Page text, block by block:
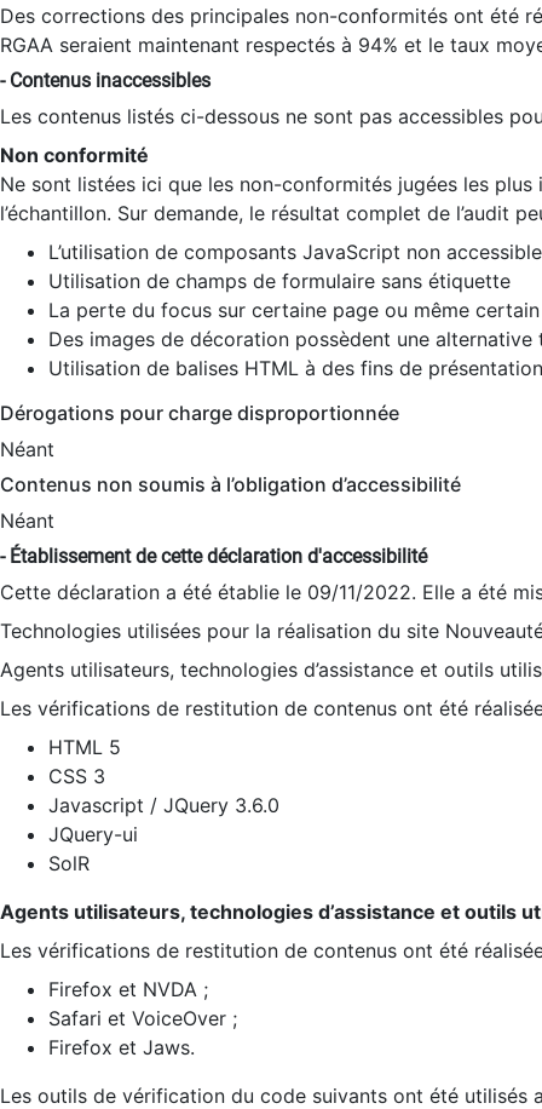
Des corrections des principales non-conformités ont été
RGAA seraient maintenant respectés à 94% et le taux
- Contenus inaccessibles
Les contenus listés ci-dessous ne sont pas accessibles
Non conformité
Ne sont listées ici que les non-conformités jugées les
l’échantillon. Sur demande, le résultat complet de l’audit
L’utilisation de composants JavaScript non
Utilisation de champs de formulaire sans étiquette
La perte du focus sur certaine page ou même
Des images de décoration possèdent une alternative
Utilisation de balises HTML à des fins de
Dérogations pour charge disproportionnée
Néant
Contenus non soumis à l’obligation d’accessibilité
Néant
- Établissement de cette déclaration d'accessibilité
Cette déclaration a été établie le 09/11/2022. Elle a été
Technologies utilisées pour la réalisation du site
Agents utilisateurs, technologies d’assistance et outils
Les vérifications de restitution de contenus ont été
HTML 5
CSS 3
Javascript / JQuery 3.6.0
JQuery-ui
SolR
Agents utilisateurs, technologies d’assistance et outils
Les vérifications de restitution de contenus ont été
Firefox et NVDA ;
Safari et VoiceOver ;
Firefox et Jaws.
Les outils de vérification du code suivants ont été utilisés